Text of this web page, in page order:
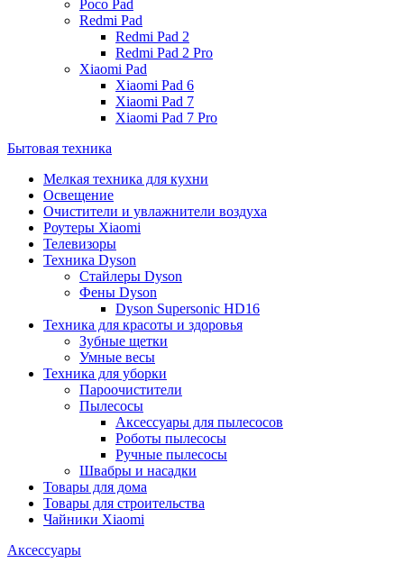
Poco Pad
Redmi Pad
Redmi Pad 2
Redmi Pad 2 Pro
Xiaomi Pad
Xiaomi Pad 6
Xiaomi Pad 7
Xiaomi Pad 7 Pro
Бытовая техника
Мелкая техника для кухни
Освещение
Очистители и увлажнители воздуха
Роутеры Xiaomi
Телевизоры
Техника Dyson
Стайлеры Dyson
Фены Dyson
Dyson Supersonic HD16
Техника для красоты и здоровья
Зубные щетки
Умные весы
Техника для уборки
Пароочистители
Пылесосы
Аксессуары для пылесосов
Роботы пылесосы
Ручные пылесосы
Швабры и насадки
Товары для дома
Товары для строительства
Чайники Xiaomi
Аксессуары